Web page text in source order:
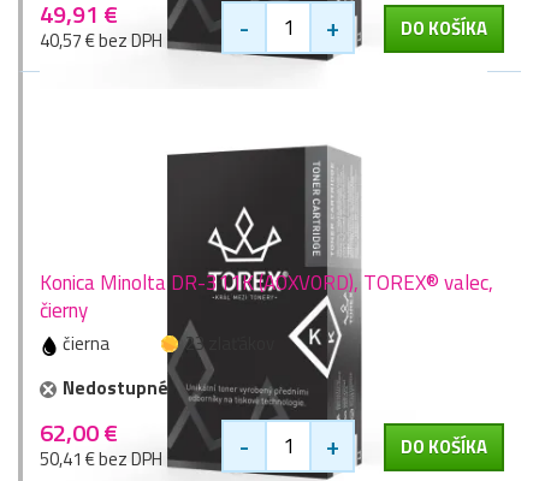
49,91 €
40,57 € bez DPH - + DO KOŠÍKA
Konica Minolta DR-311K (A0XV0RD), TOREX® valec,
čierny
čierna
23 zlaťákov
Nedostupné
62,00 €
50,41 € bez DPH - + DO KOŠÍKA